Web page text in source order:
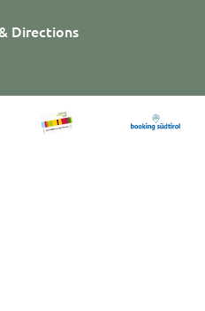
Directions